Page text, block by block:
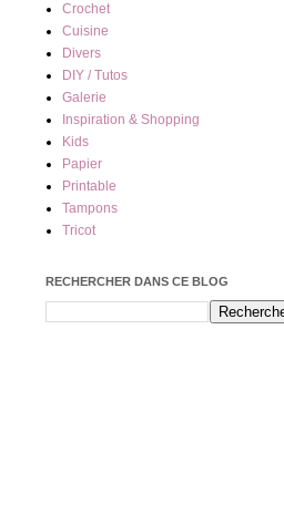
Crochet
Cuisine
Divers
DIY / Tutos
Galerie
Inspiration & Shopping
Kids
Papier
Printable
Tampons
Tricot
RECHERCHER DANS CE BLOG